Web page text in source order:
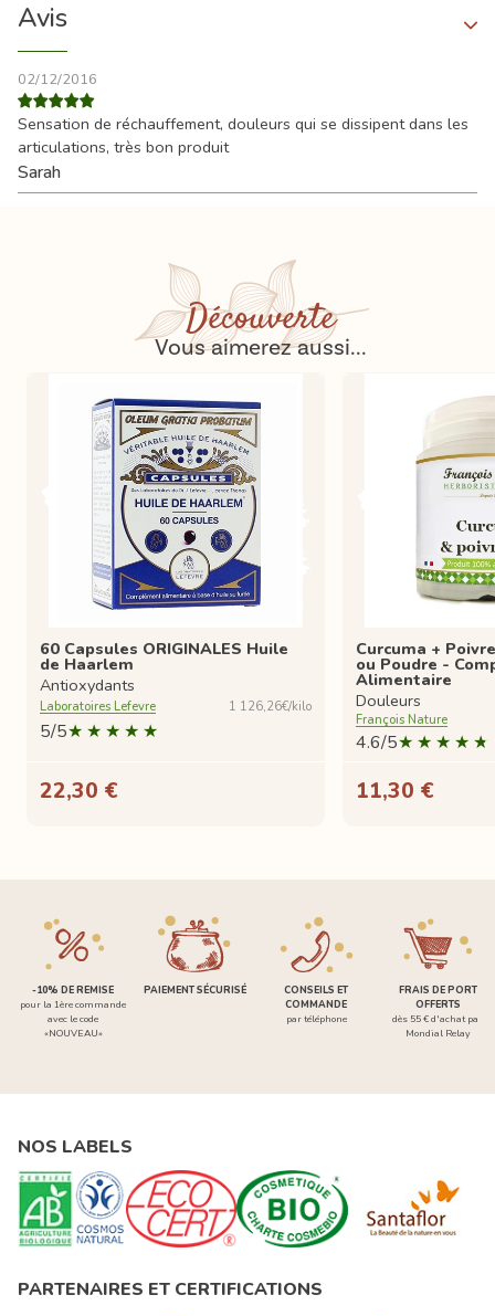
Avis
02/12/2016
Sensation de réchauffement, douleurs qui se dissipent dans les
articulations, très bon produit
Sarah
Découverte
Vous aimerez aussi...
60 Capsules ORIGINALES Huile
de Haarlem
Antioxydants
Laboratoires Lefevre 1 126,26€/kilo
5/5
22,30 €
Curcuma +
ou Poudre -
Alimentaire
Douleurs
François Nature
4.6/5
11,30 €
-10% DE REMISE
pour la 1ère commande
avec le code
«NOUVEAU»
PAIEMENT SÉCURISÉ
CONSEILS ET
COMMANDE
par téléphone
FRAIS DE PORT
OFFERTS
dès 55 € d'achat par
Mondial Relay
NOS LABELS
PARTENAIRES ET CERTIFICATIONS